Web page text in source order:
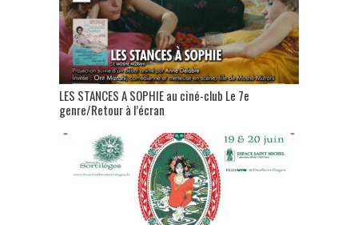
LES STANCES A SOPHIE au ciné-club Le 7e
genre/Retour à l’écran